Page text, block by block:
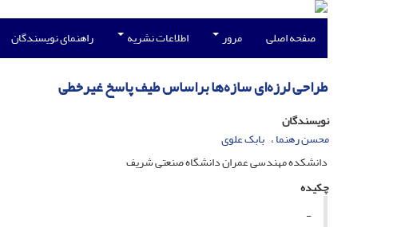
صفحه اصلی مرور اطلاعات نشریه راهنمای نویسندگان
طراحی لرزه‌ای سازه‌ها براساس طیف پاسخ غیرخطی
نویسندگان
محسن رهنما بابک علوی
دانشکده مهندسی عمران دانشگاه صنعتی شریف
چکیده
-